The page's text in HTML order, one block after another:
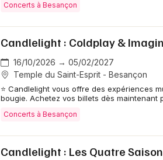
Concerts à Besançon
Candlelight : Coldplay &
16/10/2026 → 05/02/2027
Temple du Saint-Esprit - Besançon
⭐ Candlelight vous offre des expériences
bougie. Achetez vos billets dès maintenant
Concerts à Besançon
Candlelight : Les Quatre